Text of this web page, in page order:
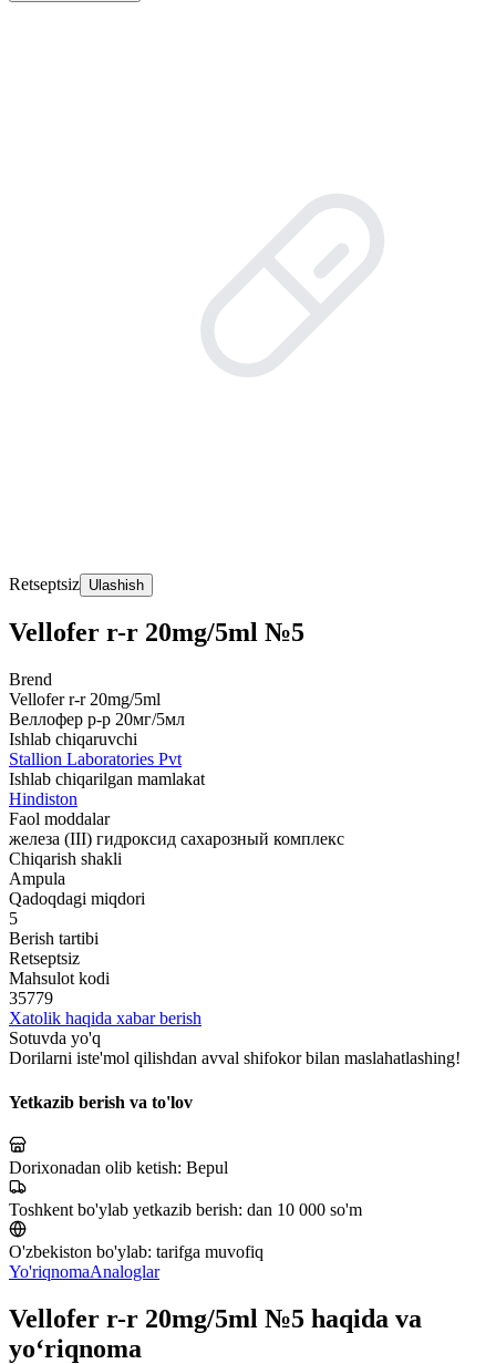
Retseptsiz Ulashish
Vellofer r-r 20mg/5ml №5
Brend
Vellofer r-r 20mg/5ml
Веллофер р-р 20мг/5мл
Ishlab chiqaruvchi
Stallion Laboratories Pvt
Ishlab chiqarilgan mamlakat
Hindiston
Faol moddalar
железа (III) гидроксид сахарозный комплекс
Chiqarish shakli
Ampula
Qadoqdagi miqdori
5
Berish tartibi
Retseptsiz
Mahsulot kodi
35779
Xatolik haqida xabar berish
Sotuvda yo'q
Dorilarni iste'mol qilishdan avval shifokor bilan maslahatlashing!
Yetkazib berish va to'lov
Dorixonadan olib ketish: Bepul
Toshkent bo'ylab yetkazib berish: dan 10 000 so'm
O'zbekiston bo'ylab: tarifga muvofiq
Yo'riqnomaAnaloglar
Vellofer r-r 20mg/5ml №5 haqida va
yo‘riqnoma